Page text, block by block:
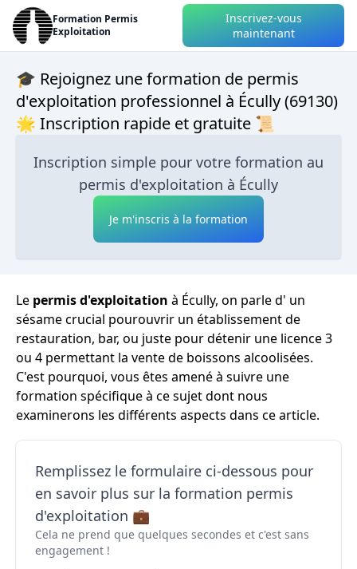
Formation Permis
Exploitation
Inscrivez-vous
maintenant
🎓 Rejoignez une formation de permis
d'exploitation professionnel à Écully (69130)
🌟 Inscription rapide et gratuite 📜
Inscription simple pour votre formation au
permis d'exploitation à Écully
Je m'inscris à la formation
Le permis d'exploitation à Écully, on parle d' un
sésame crucial pourouvrir un établissement de
restauration, bar, ou juste pour détenir une licence 3
ou 4 permettant la vente de boissons alcoolisées.
C'est pourquoi, vous êtes amené à suivre une
formation spécifique à ce sujet dont nous
examinerons les différents aspects dans ce article.
Remplissez le formulaire ci-dessous pour
en savoir plus sur la formation permis
d'exploitation 💼
Cela ne prend que quelques secondes et c'est sans
engagement !